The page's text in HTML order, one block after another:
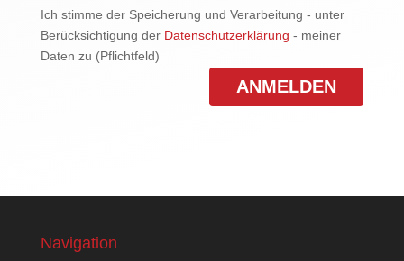
Ich stimme der Speicherung und Verarbeitung - unter
Berücksichtigung der Datenschutzerklärung - meiner
Daten zu (Pflichtfeld)
Navigation